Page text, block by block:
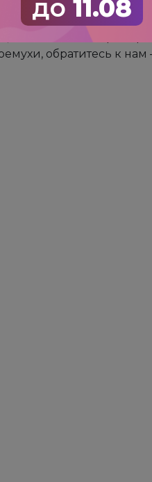
до 11.08
и болезням.
сорта
чтобы сделать
обратитесь к